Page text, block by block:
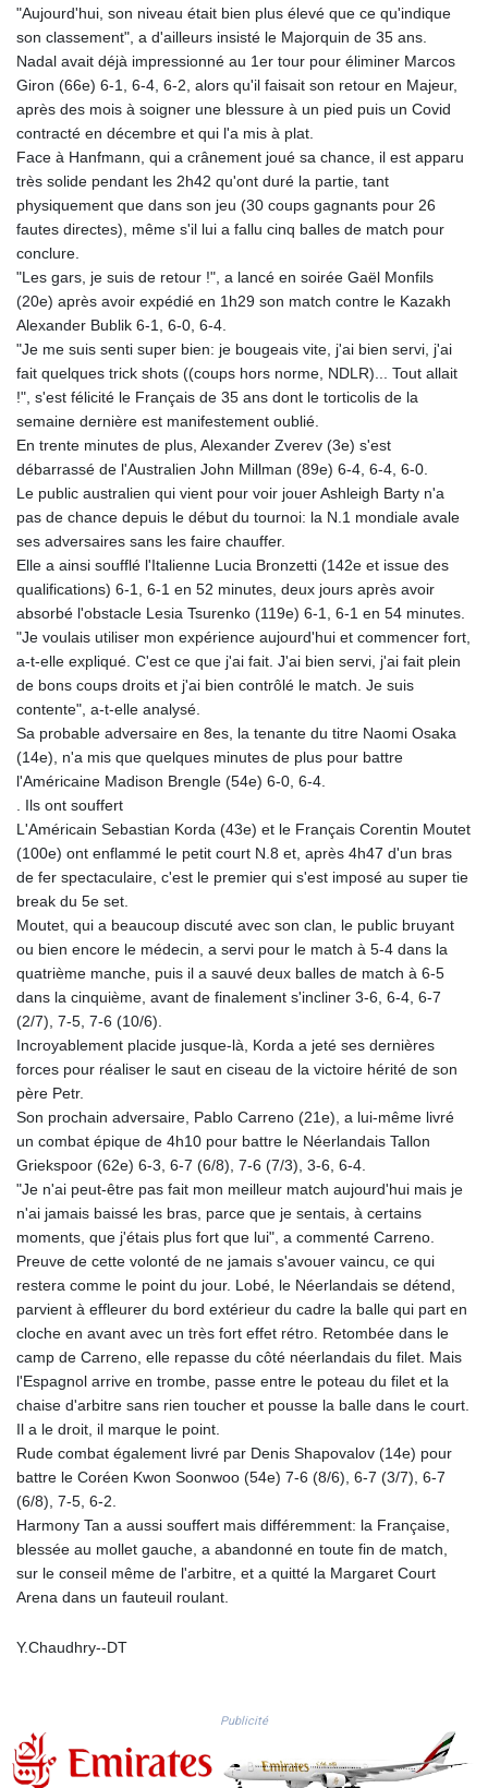
IDR 20594.998152
ILS 3.463666
IMP 0.857346
INR 109.83378
IQD 1510.89449
IRR
1585920.982023
ISK 142.572116
JEP 0.857346
JMD 183.168441
JPY 182.641857
KES 149.279328
KGS 100.875887
KHR 4684.773512
KMF 492.554315
KRW 1633.35962
KWD 0.3563
KYD 0.961169
KZT 540.560026
LAK 26041.078389
LBP
103284.103894
LKR 386.869037
LRD 208.186862
LSL 18.737893
LTL 3.406053
LVL 0.697755
LYD 7.336566
MDL 20.056874
MGA 4921.849865
MKD 61.568318
MNT 4148.114639
MOP 9.32038
MRU 46.367858
MVR 17.833845
MWK 1999.984044
MXN 19.787625
MYR 4.718133
NAD 18.737893
NGN 1574.178272
NOK 10.973636
NPR 175.604157
NZD 1.964801
OMR 0.443526
PAB 1.153368
PEN 3.906131
PGK 5.097172
PHP 70.205705
PKR 320.207872
PLN 4.297507
PYG 6858.268371
QAR 4.216324
RON 5.25165
RUB 94.993023
RWF 1696.00408
SBD 9.307025
SCR 16.71581
SDG 692.701549
SEK 10.946638
STD 23875.595419
SVC 10.092281
"Aujourd'hui, son niveau était bien plus élevé que ce qu'indique
son classement", a d'ailleurs insisté le Majorquin de 35 ans.
Nadal avait déjà impressionné au 1er tour pour éliminer Marcos
Giron (66e) 6-1, 6-4, 6-2, alors qu'il faisait son retour en Majeur,
après des mois à soigner une blessure à un pied puis un Covid
contracté en décembre et qui l'a mis à plat.
Face à Hanfmann, qui a crânement joué sa chance, il est apparu
très solide pendant les 2h42 qu'ont duré la partie, tant
physiquement que dans son jeu (30 coups gagnants pour 26
fautes directes), même s'il lui a fallu cinq balles de match pour
conclure.
"Les gars, je suis de retour !", a lancé en soirée Gaël Monfils
(20e) après avoir expédié en 1h29 son match contre le Kazakh
Alexander Bublik 6-1, 6-0, 6-4.
"Je me suis senti super bien: je bougeais vite, j'ai bien servi, j'ai
fait quelques trick shots ((coups hors norme, NDLR)... Tout allait
!", s'est félicité le Français de 35 ans dont le torticolis de la
semaine dernière est manifestement oublié.
En trente minutes de plus, Alexander Zverev (3e) s'est
débarrassé de l'Australien John Millman (89e) 6-4, 6-4, 6-0.
Le public australien qui vient pour voir jouer Ashleigh Barty n'a
pas de chance depuis le début du tournoi: la N.1 mondiale avale
ses adversaires sans les faire chauffer.
Elle a ainsi soufflé l'Italienne Lucia Bronzetti (142e et issue des
qualifications) 6-1, 6-1 en 52 minutes, deux jours après avoir
absorbé l'obstacle Lesia Tsurenko (119e) 6-1, 6-1 en 54 minutes.
"Je voulais utiliser mon expérience aujourd'hui et commencer fort,
a-t-elle expliqué. C'est ce que j'ai fait. J'ai bien servi, j'ai fait plein
de bons coups droits et j'ai bien contrôlé le match. Je suis
contente", a-t-elle analysé.
Sa probable adversaire en 8es, la tenante du titre Naomi Osaka
(14e), n'a mis que quelques minutes de plus pour battre
l'Américaine Madison Brengle (54e) 6-0, 6-4.
. Ils ont souffert
L'Américain Sebastian Korda (43e) et le Français Corentin Moutet
(100e) ont enflammé le petit court N.8 et, après 4h47 d'un bras
de fer spectaculaire, c'est le premier qui s'est imposé au super tie
break du 5e set.
Moutet, qui a beaucoup discuté avec son clan, le public bruyant
ou bien encore le médecin, a servi pour le match à 5-4 dans la
quatrième manche, puis il a sauvé deux balles de match à 6-5
dans la cinquième, avant de finalement s'incliner 3-6, 6-4, 6-7
(2/7), 7-5, 7-6 (10/6).
Incroyablement placide jusque-là, Korda a jeté ses dernières
forces pour réaliser le saut en ciseau de la victoire hérité de son
père Petr.
Son prochain adversaire, Pablo Carreno (21e), a lui-même livré
un combat épique de 4h10 pour battre le Néerlandais Tallon
Griekspoor (62e) 6-3, 6-7 (6/8), 7-6 (7/3), 3-6, 6-4.
"Je n'ai peut-être pas fait mon meilleur match aujourd'hui mais je
n'ai jamais baissé les bras, parce que je sentais, à certains
moments, que j'étais plus fort que lui", a commenté Carreno.
Preuve de cette volonté de ne jamais s'avouer vaincu, ce qui
restera comme le point du jour. Lobé, le Néerlandais se détend,
parvient à effleurer du bord extérieur du cadre la balle qui part en
cloche en avant avec un très fort effet rétro. Retombée dans le
camp de Carreno, elle repasse du côté néerlandais du filet. Mais
l'Espagnol arrive en trombe, passe entre le poteau du filet et la
chaise d'arbitre sans rien toucher et pousse la balle dans le court.
Il a le droit, il marque le point.
Rude combat également livré par Denis Shapovalov (14e) pour
battre le Coréen Kwon Soonwoo (54e) 7-6 (8/6), 6-7 (3/7), 6-7
(6/8), 7-5, 6-2.
Harmony Tan a aussi souffert mais différemment: la Française,
blessée au mollet gauche, a abandonné en toute fin de match,
sur le conseil même de l'arbitre, et a quitté la Margaret Court
Arena dans un fauteuil roulant.
Y.Chaudhry--DT
Publicité